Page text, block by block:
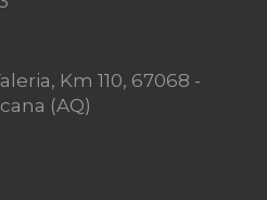
Km 110, 67068 -
(AQ)